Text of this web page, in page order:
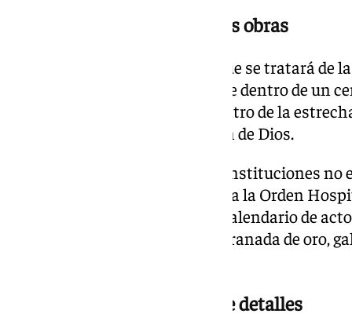
Traslado privado antes de las obras
La corporación ha destacado que se tratará de
imágenes puedan contemplarse dentro de un
circunstancia que enmarca dentro de la
Orden Hospitalaria de San Juan de Dios.
Esta vinculación entre ambas instituciones no
cada Sábado de Pasión a visitar a la Orden
consolidado como parte de su calendario de
Rosario fue distinguida con la granada de oro,
Los hermanos, a la espera de detalles